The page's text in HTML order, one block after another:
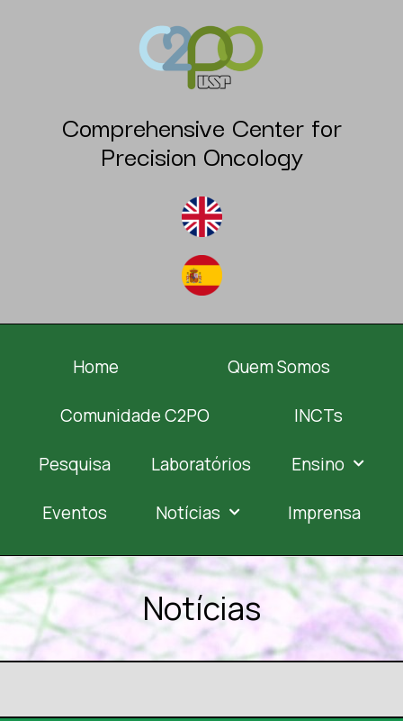
Comprehensive Center for
Precision Oncology
Home Quem Somos
Comunidade C2PO INCTs
Pesquisa Laboratórios Ensino
Eventos Notícias Imprensa
Notícias